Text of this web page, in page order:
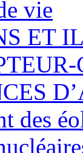
vie
ET
des